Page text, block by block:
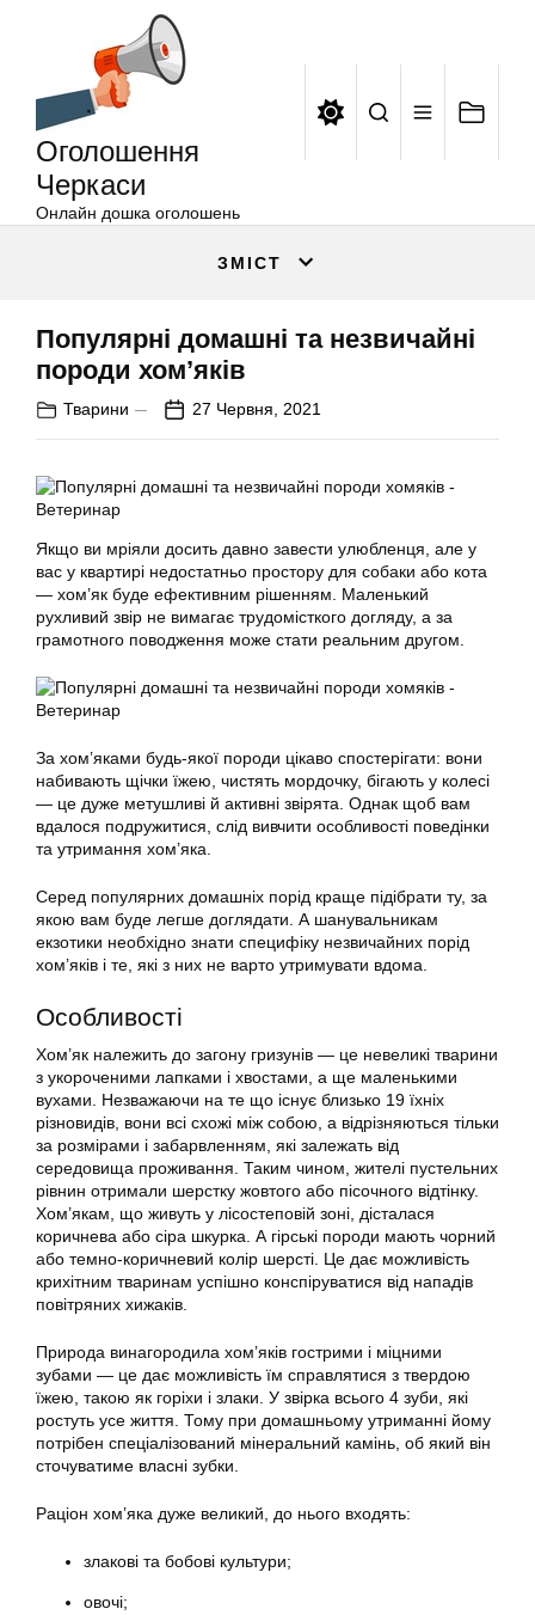
Оголошення
Черкаси
Онлайн дошка оголошень
ЗМІСТ
Популярні домашні та незвичайні
породи хом’яків
Тварини 27 Червня, 2021
Якщо ви мріяли досить давно завести улюбленця, але у
вас у квартирі недостатньо простору для собаки або кота
— хом’як буде ефективним рішенням. Маленький
рухливий звір не вимагає трудомісткого догляду, а за
грамотного поводження може стати реальним другом.
За хом’яками будь-якої породи цікаво спостерігати: вони
набивають щічки їжею, чистять мордочку, бігають у колесі
— це дуже метушливі й активні звірята. Однак щоб вам
вдалося подружитися, слід вивчити особливості поведінки
та утримання хом’яка.
Серед популярних домашніх порід краще підібрати ту, за
якою вам буде легше доглядати. А шанувальникам
екзотики необхідно знати специфіку незвичайних порід
хом’яків і те, які з них не варто утримувати вдома.
Особливості
Хом’як належить до загону гризунів — це невеликі тварини
з укороченими лапками і хвостами, а ще маленькими
вухами. Незважаючи на те що існує близько 19 їхніх
різновидів, вони всі схожі між собою, а відрізняються тільки
за розмірами і забарвленням, які залежать від
середовища проживання. Таким чином, жителі пустельних
рівнин отримали шерстку жовтого або пісочного відтінку.
Хом’якам, що живуть у лісостеповій зоні, дісталася
коричнева або сіра шкурка. А гірські породи мають чорний
або темно-коричневий колір шерсті. Це дає можливість
крихітним тваринам успішно конспіруватися від нападів
повітряних хижаків.
Природа винагородила хом’яків гострими і міцними
зубами — це дає можливість їм справлятися з твердою
їжею, такою як горіхи і злаки. У звірка всього 4 зуби, які
ростуть усе життя. Тому при домашньому утриманні йому
потрібен спеціалізований мінеральний камінь, об який він
сточуватиме власні зубки.
Раціон хом’яка дуже великий, до нього входять:
злакові та бобові культури;
овочі;